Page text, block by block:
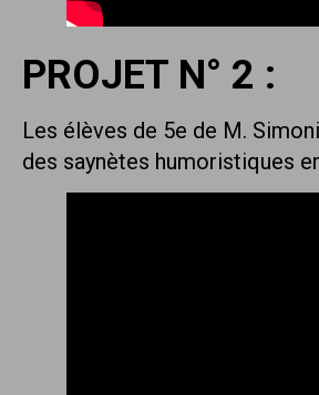
PROJET N° 2 :
Les élèves de 5e de M.
des saynètes humoristiques